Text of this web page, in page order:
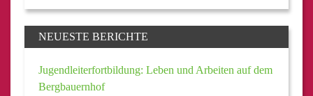
NEUESTE BERICHTE
Jugendleiterfortbildung: Leben und Arbeiten auf dem
Bergbauernhof